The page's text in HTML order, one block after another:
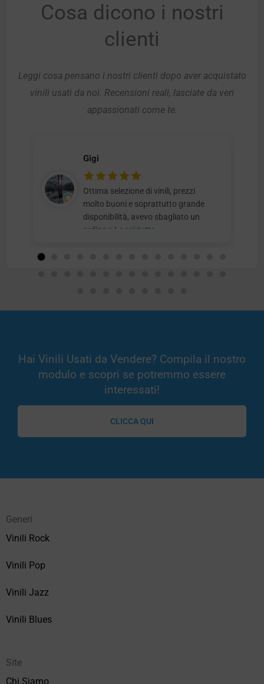
Cosa dicono i nostri
clienti
Leggi cosa pensano i nostri clienti dopo aver acquistato
vinili usati da noi. Recensioni reali, lasciate da veri
appassionati come te.
Gigi
Ottima selezione di vinili, prezzi
molto buoni e soprattutto grande
disponibilità, avevo sbagliato un
ordine e Leggi tutto
Hai Vinili Usati da Vendere? Compila il nostro
modulo e scopri se potremmo essere
interessati!
CLICCA QUI
Generi
Vinili Rock
Vinili Pop
Vinili Jazz
Vinili Blues
Site
Chi Siamo